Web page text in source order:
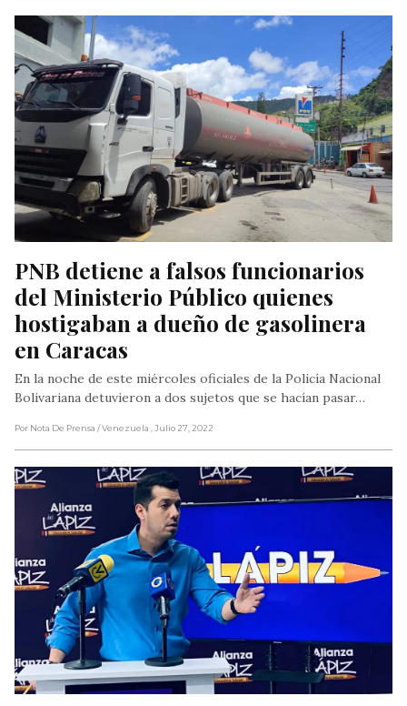
PNB detiene a falsos funcionarios
del Ministerio Público quienes
hostigaban a dueño de gasolinera
en Caracas
En la noche de este miércoles oficiales de la Policía Nacional
Bolivariana detuvieron a dos sujetos que se hacían pasar…
Por Nota De Prensa / Venezuela , Julio 27, 2022